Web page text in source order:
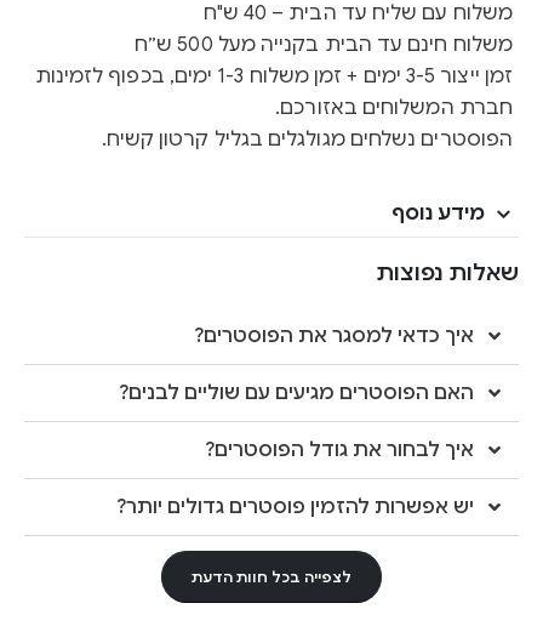
משלוח עם שליח עד הבית – 40 ש"ח
משלוח חינם עד הבית בקנייה מעל 500 ש״ח
זמן ייצור 3-5 ימים + זמן משלוח 1-3 ימים, בכפוף לזמינות
חברת המשלוחים באזורכם.
הפוסטרים נשלחים מגולגלים בגליל קרטון קשיח.
מידע נוסף
שאלות נפוצות
איך כדאי למסגר את הפוסטרים?
האם הפוסטרים מגיעים עם שוליים לבנים?
איך לבחור את גודל הפוסטרים?
יש אפשרות להזמין פוסטרים גדולים יותר?
לצפייה בכל חוות הדעת